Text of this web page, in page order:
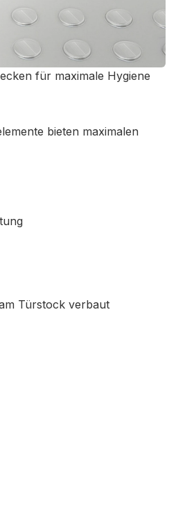
für maximale Hygiene
bieten maximalen
Türstock verbaut